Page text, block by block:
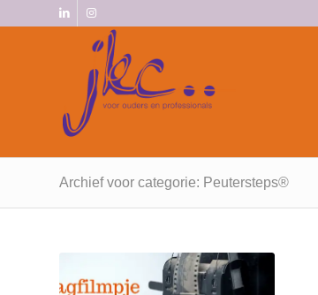
Archief voor categorie: Peutersteps®